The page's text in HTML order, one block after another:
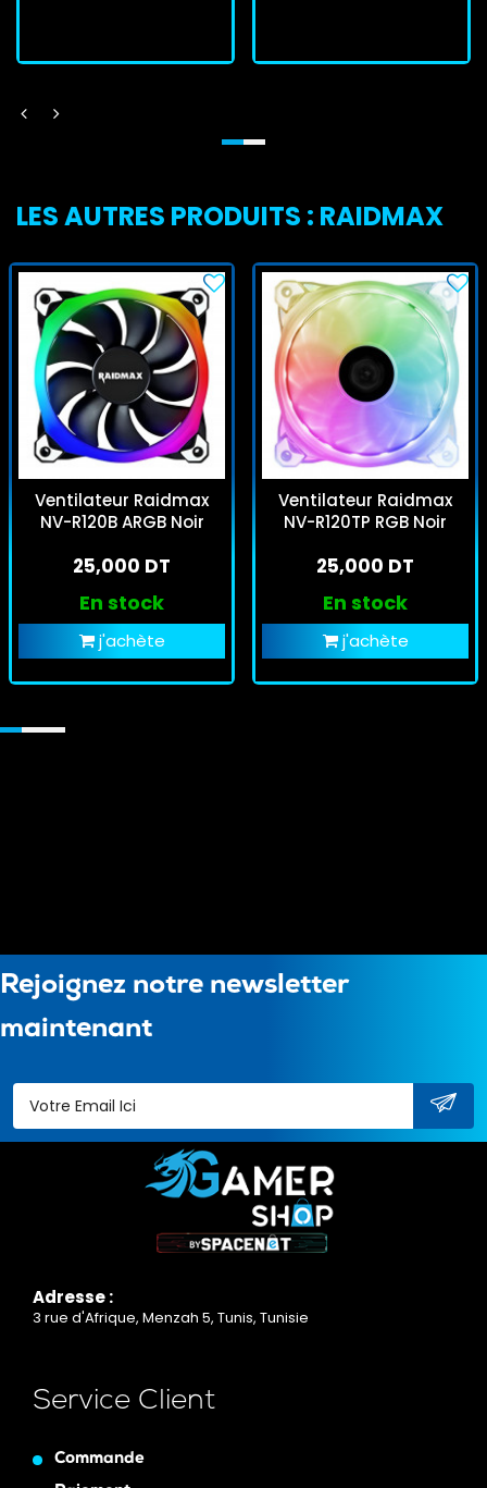
LES AUTRES PRODUITS : RAIDMAX
Ventilateur Raidmax
NV-R120B ARGB Noir
25,000 DT
En stock
j'achète
Ventilateur Raidmax
NV-R120TP RGB Noir
25,000 DT
En stock
j'achète
Rejoignez notre newsletter
maintenant
Adresse :
3 rue d'Afrique, Menzah 5, Tunis, Tunisie
Service Client
Commande